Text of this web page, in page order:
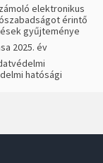
elektronikus
érintő
gyűjteménye
2025. év
hatósági